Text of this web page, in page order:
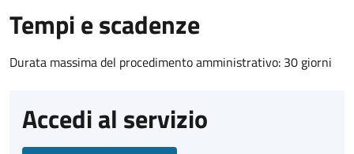
Tempi e scadenze
Durata massima del procedimento amministrativo: 30 giorni
Accedi al servizio